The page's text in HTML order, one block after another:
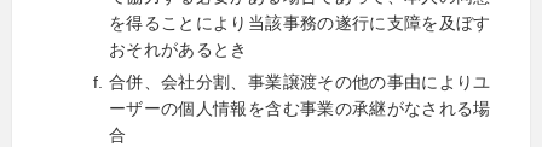
を得ることにより当該事務の遂行に支障を及ぼす
おそれがあるとき
合併、会社分割、事業譲渡その他の事由によりユ
ーザーの個人情報を含む事業の承継がなされる場
合